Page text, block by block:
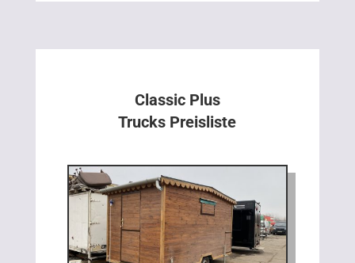
Classic Plus
Trucks Preisliste